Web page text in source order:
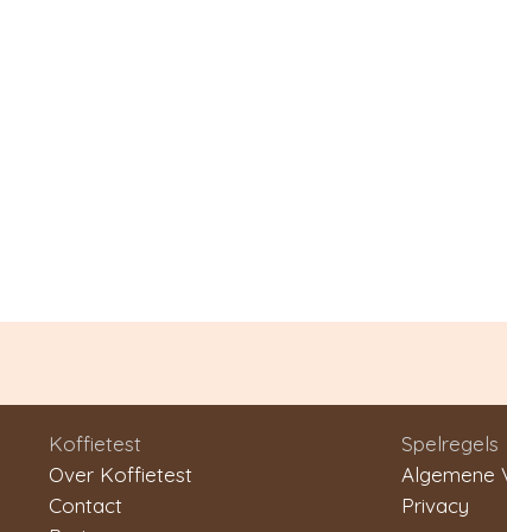
Koffietest
Over Koffietest
Contact
Spelregels
Algemene
Privacy